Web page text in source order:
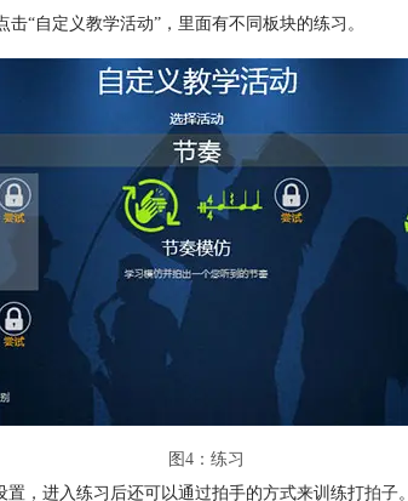
“自定义教学活动”，里面有不同板块的练习。
图4：练习
置，进入练习后还可以通过拍手的方式来训练打拍子。